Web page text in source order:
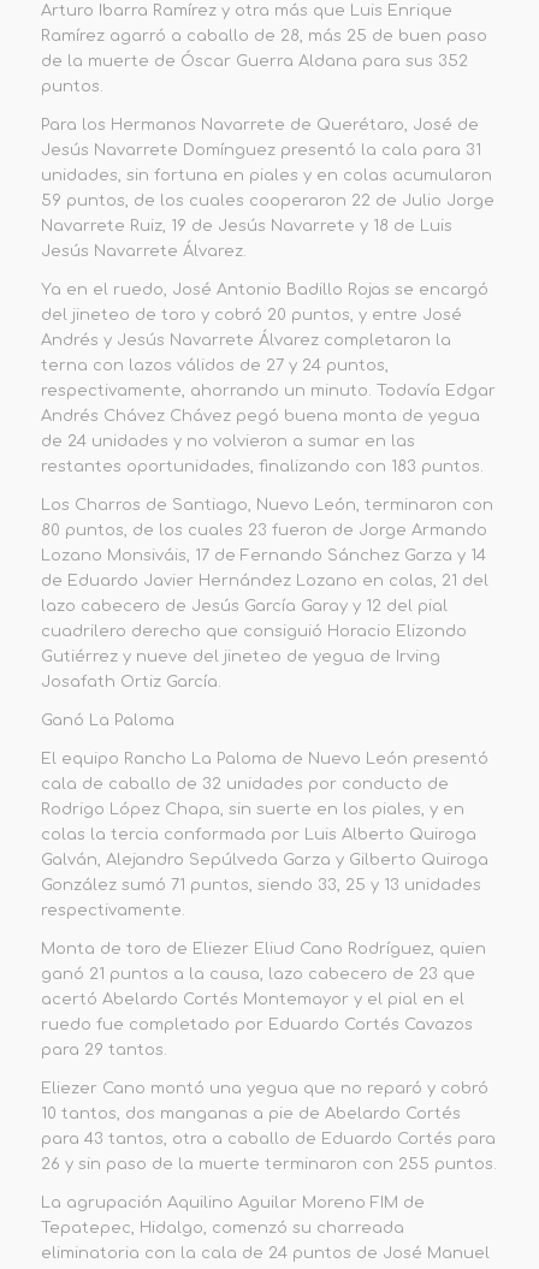
Arturo Ibarra Ramírez y otra más que Luis Enrique
Ramírez agarró a caballo de 28, más 25 de buen paso
de la muerte de Óscar Guerra Aldana para sus 352
puntos.
Para los Hermanos Navarrete de Querétaro, José de
Jesús Navarrete Domínguez presentó la cala para 31
unidades, sin fortuna en piales y en colas acumularon
59 puntos, de los cuales cooperaron 22 de Julio Jorge
Navarrete Ruiz, 19 de Jesús Navarrete y 18 de Luis
Jesús Navarrete Álvarez.
Ya en el ruedo, José Antonio Badillo Rojas se encargó
del jineteo de toro y cobró 20 puntos, y entre José
Andrés y Jesús Navarrete Álvarez completaron la
terna con lazos válidos de 27 y 24 puntos,
respectivamente, ahorrando un minuto. Todavía Edgar
Andrés Chávez Chávez pegó buena monta de yegua
de 24 unidades y no volvieron a sumar en las
restantes oportunidades, finalizando con 183 puntos.
Los Charros de Santiago, Nuevo León, terminaron con
80 puntos, de los cuales 23 fueron de Jorge Armando
Lozano Monsiváis, 17 de Fernando Sánchez Garza y 14
de Eduardo Javier Hernández Lozano en colas, 21 del
lazo cabecero de Jesús García Garay y 12 del pial
cuadrilero derecho que consiguió Horacio Elizondo
Gutiérrez y nueve del jineteo de yegua de Irving
Josafath Ortiz García.
Ganó La Paloma
El equipo Rancho La Paloma de Nuevo León presentó
cala de caballo de 32 unidades por conducto de
Rodrigo López Chapa, sin suerte en los piales, y en
colas la tercia conformada por Luis Alberto Quiroga
Galván, Alejandro Sepúlveda Garza y Gilberto Quiroga
González sumó 71 puntos, siendo 33, 25 y 13 unidades
respectivamente.
Monta de toro de Eliezer Eliud Cano Rodríguez, quien
ganó 21 puntos a la causa, lazo cabecero de 23 que
acertó Abelardo Cortés Montemayor y el pial en el
ruedo fue completado por Eduardo Cortés Cavazos
para 29 tantos.
Eliezer Cano montó una yegua que no reparó y cobró
10 tantos, dos manganas a pie de Abelardo Cortés
para 43 tantos, otra a caballo de Eduardo Cortés para
26 y sin paso de la muerte terminaron con 255 puntos.
La agrupación Aquilino Aguilar Moreno FIM de
Tepatepec, Hidalgo, comenzó su charreada
eliminatoria con la cala de 24 puntos de José Manuel